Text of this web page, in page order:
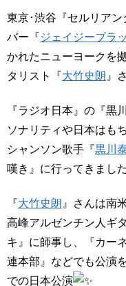
東京･渋谷『セルリア
バー『ジェイジーブラ
かれたニューヨークを
タリスト『大竹史朗 』
『ラジオ日本』の『黒
ソナリティや日本はも
シャンソン歌手『黒川
嘆き』に行ってきました
『大竹史朗 』さんは南
高峰アルゼンチン人ギ
キ』に師事し、『カー
連本部』などでも公演
での日本公演